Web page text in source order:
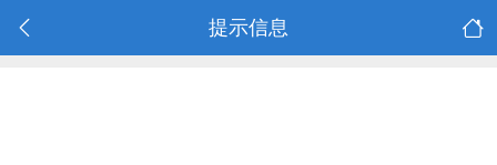
提示信息